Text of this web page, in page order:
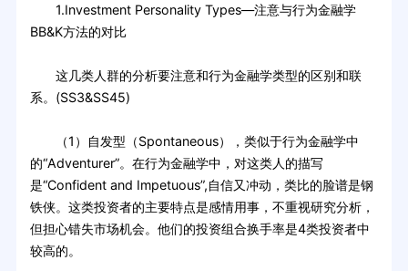
1.Investment Personality Types—注意与行为金融学
BB&K方法的对比
这几类人群的分析要注意和行为金融学类型的区别和联
系。(SS3&SS45)
（1）自发型（Spontaneous），类似于行为金融学中
的“Adventurer”。在行为金融学中，对这类人的描写
是“Confident and Impetuous”,自信又冲动，类比的脸谱是钢
铁侠。这类投资者的主要特点是感情用事，不重视研究分析，
但担心错失市场机会。他们的投资组合换手率是4类投资者中
较高的。